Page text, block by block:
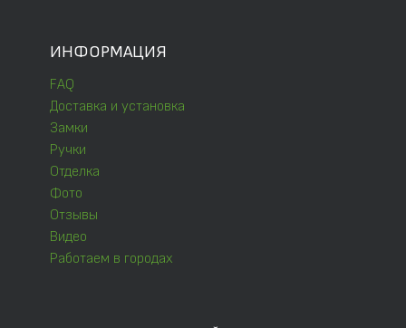
ИНФОРМАЦИЯ
FAQ
Доставка и установка
Замки
Ручки
Отделка
Фото
Отзывы
Видео
Работаем в городах